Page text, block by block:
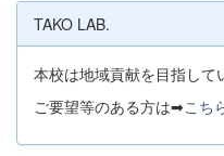
TAKO LAB.
本校は地域貢献を目指して
ご要望等のある方は➡こち